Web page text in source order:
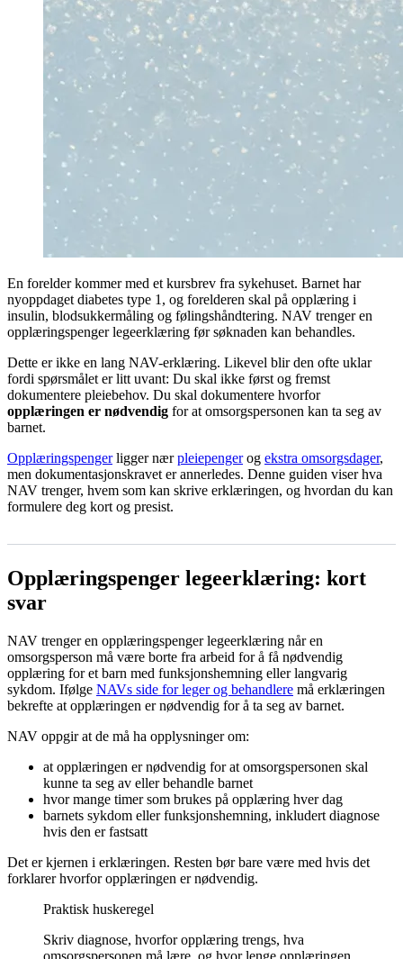
En forelder kommer med et kursbrev fra sykehuset. Barnet har
nyoppdaget diabetes type 1, og forelderen skal på opplæring i
insulin, blodsukkermåling og følingshåndtering. NAV trenger en
opplæringspenger legeerklæring før søknaden kan behandles.
Dette er ikke en lang NAV-erklæring. Likevel blir den ofte uklar
fordi spørsmålet er litt uvant: Du skal ikke først og fremst
dokumentere pleiebehov. Du skal dokumentere hvorfor
opplæringen er nødvendig for at omsorgspersonen kan ta seg av
barnet.
Opplæringspengerligger nærpleiepengerog ekstra omsorgsdager,
men dokumentasjonskravet er annerledes. Denne guiden viser hva
NAV trenger, hvem som kan skrive erklæringen, og hvordan du kan
formulere deg kort og presist.
Opplæringspenger legeerklæring: kort
svar
NAV trenger en opplæringspenger legeerklæring når en
omsorgsperson må være borte fra arbeid for å få nødvendig
opplæring for et barn med funksjonshemning eller langvarig
sykdom. Ifølge NAVs side for leger og behandlere må erklæringen
bekrefte at opplæringen er nødvendig for å ta seg av barnet.
NAV oppgir at de må ha opplysninger om:
at opplæringen er nødvendig for at omsorgspersonen skal
kunne ta seg av eller behandle barnet
hvor mange timer som brukes på opplæring hver dag
barnets sykdom eller funksjonshemning, inkludert diagnose
hvis den er fastsatt
Det er kjernen i erklæringen. Resten bør bare være med hvis det
forklarer hvorfor opplæringen er nødvendig.
Praktisk huskeregel
Skriv diagnose, hvorfor opplæring trengs, hva
omsorgspersonen må lære, og hvor lenge opplæringen